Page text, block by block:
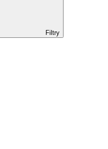
Filtry